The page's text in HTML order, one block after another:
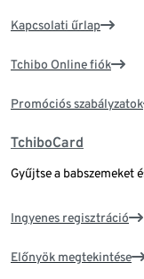
Kapcsolati űrlap
Tchibo Online fiók
Promóciós szabályzatok
TchiboCard
Gyűjtse a babszemeket
Ingyenes regisztráció
Előnyök megtekintése